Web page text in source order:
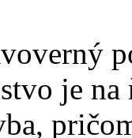
je